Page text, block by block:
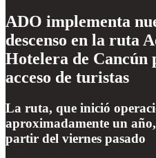
ADO implementa
descenso en la ruta
Hotelera de
acceso de turistas
La ruta, que inició
aproximadamente un
partir del viernes pasado